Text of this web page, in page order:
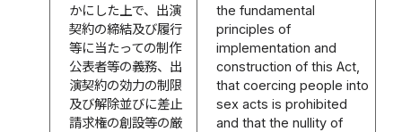
かにした上で、出演
契約の締結及び履行
等に当たっての制作
公表者等の義務、出
演契約の効力の制限
及び解除並びに差止
請求権の創設等の厳
the fundamental
principles of
implementation and
construction of this Act,
that coercing people into
sex acts is prohibited
and that the nullity of